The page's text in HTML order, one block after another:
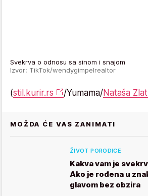
Svekrva o odnosu sa sinom i snajom
Izvor: TikTok/wendygimpelrealtor
(stil.kurir.rs /Yumama/Nataša
MOŽDA ĆE VAS ZANIMATI
ŽIVOT PORODICE
Kakva vam je
Ako je rođena u
glavom bez obzira